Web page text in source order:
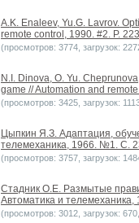
A.K. Enaleev, Yu.G. Lavrov.
remote control, 1990. #2. P.
(просмотров: 3774, загрузок:
N.I. Dinova, O. Yu.
game // Automation and
(просмотров: 3425, загрузок:
Цыпкин Я.З. Адаптация,
телемеханика, 1966. №1. С.
(просмотров: 3757, загрузок:
Стадник О.Е. Размытые
Автоматика и
(просмотров: 3012, загрузок: